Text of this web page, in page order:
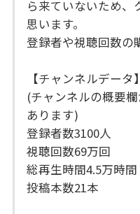
ら来ていないため、
思います。
登録者や視聴回数の
【チャンネルデータ】
(チャンネルの概要
あります)
登録者数3100人
視聴回数69万回
総再生時間4.5万時間
投稿本数21本